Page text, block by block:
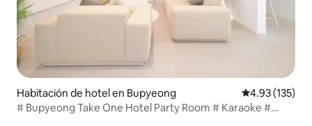
Habitación de hotel en Bupyeong Calificación
4.93 (135)
# Bupyeong Take One Hotel Party Room # Karaoke #